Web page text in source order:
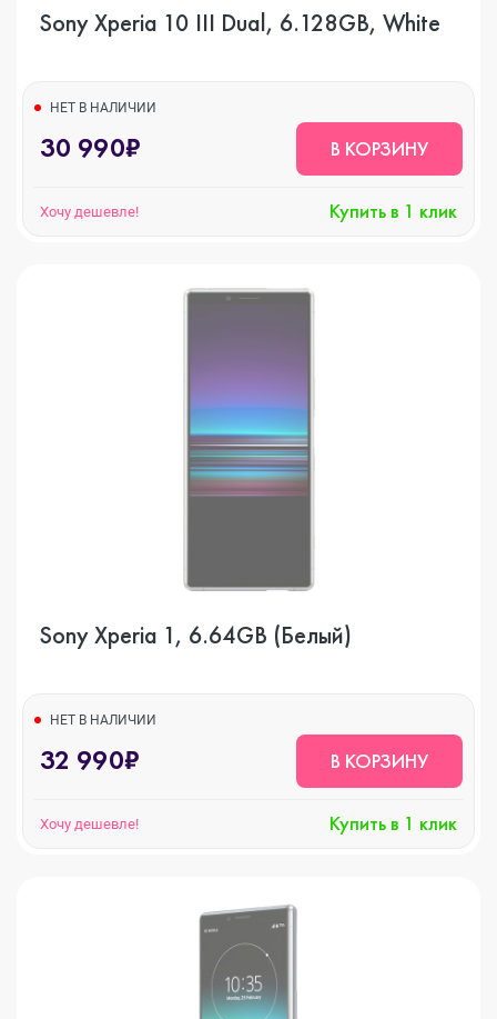
Sony Xperia 10 III Dual, 6.128GB, White
НЕТ В НАЛИЧИИ
30 990₽ В КОРЗИНУ
Хочу дешевле! Купить в 1 клик
Sony Xperia 1, 6.64GB (Белый)
НЕТ В НАЛИЧИИ
32 990₽ В КОРЗИНУ
Хочу дешевле! Купить в 1 клик